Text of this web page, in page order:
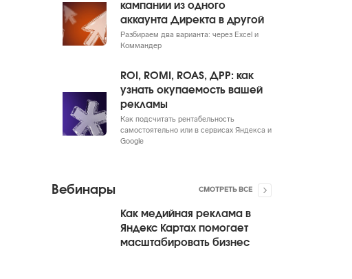
кампании из одного
аккаунта Директа в другой
Разбираем два варианта: через Excel и
Коммандер
ROI, ROMI, ROAS, ДРР: как
узнать окупаемость вашей
рекламы
Как подсчитать рентабельность
самостоятельно или в сервисах Яндекса и
Google
Вебинары СМОТРЕТЬ ВСЕ
Как медийная реклама в
Яндекс Картах помогает
масштабировать бизнес